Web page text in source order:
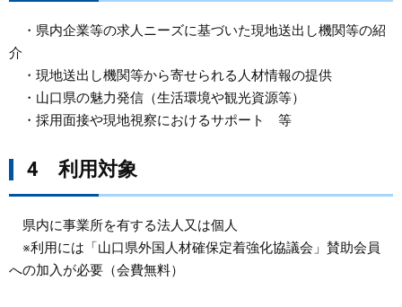
​ ・県内企業等の求人ニーズに基づいた現地送出し機関等の紹
介
・現地送出し機関等から寄せられる人材情報の提供
・山口県の魅力発信（生活環境や観光資源等）
・採用面接や現地視察におけるサポート 等
4 利用対象
県内に事業所を有する法人又は個人
※利用には「山口県外国人材確保定着強化協議会」賛助会員
への加入が必要（会費無料）